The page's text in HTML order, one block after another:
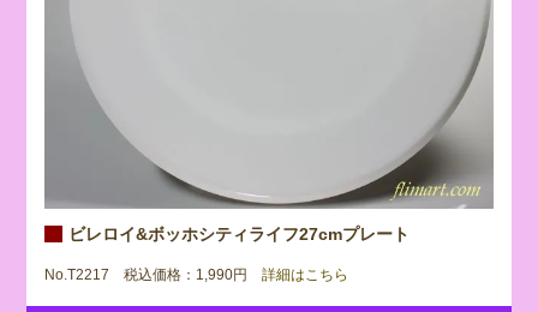
ビレロイ&ボッホシティライフ27cmプレート
No.T2217 税込価格：1,990円 詳細はこちら